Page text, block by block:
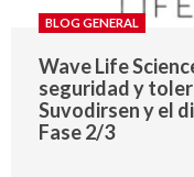
BLOG GENERAL
Wave Life
seguridad y
Suvodirsen y el
Fase 2/3